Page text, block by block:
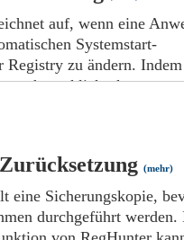
auf, wenn eine
Systemstart-
Registry zu ändern.
klickt, kann
sehen.
dass Malware die
übernimmt.
wann immer eine
in Ihren DNS-
Symptom einer Malware-
(mehr)
eine Sicherungskopie,
durchgeführt werden.